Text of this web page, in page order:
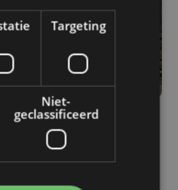
11:57
versterken dienst in AZ
gynaecoloog
Targeting
Niet-
geclassificeerd